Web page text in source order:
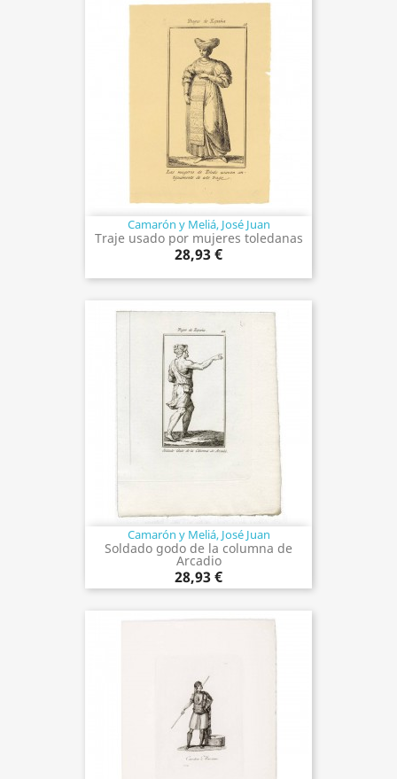
Camarón y Meliá, José Juan
Traje usado por mujeres toledanas
28,93 €
Camarón y Meliá, José Juan
Soldado godo de la columna de
Arcadio
28,93 €